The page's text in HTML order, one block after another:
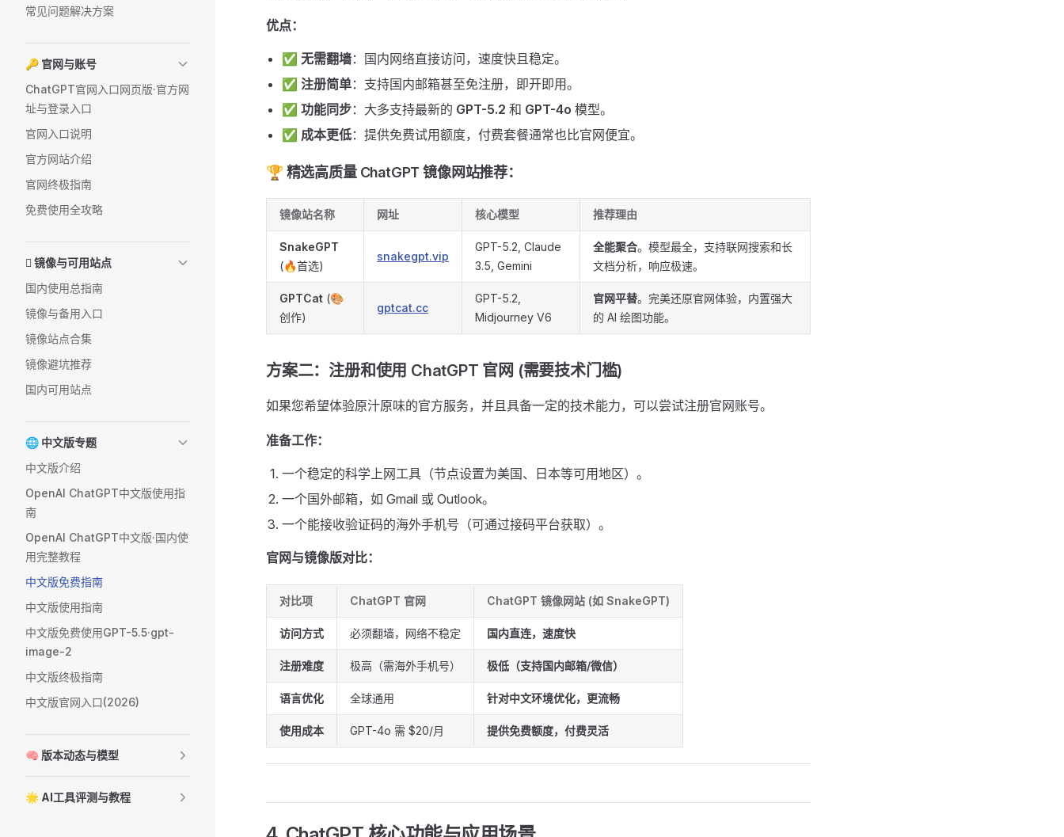
常见问题解决方案
🔑 官网与账号
ChatGPT官网入口网页版·官方网
址与登录入口
官网入口说明
官方网站介绍
官网终极指南
免费使用全攻略
🫞 镜像与可用站点
国内使用总指南
镜像与备用入口
镜像站点合集
镜像避坑推荐
国内可用站点
🌐 中文版专题
中文版介绍
OpenAI ChatGPT中文版使用指
南
OpenAI ChatGPT中文版·国内使
用完整教程
中文版免费指南
中文版使用指南
中文版免费使用GPT-5.5·gpt-
image-2
中文版终极指南
中文版官网入口(2026)
🧠 版本动态与模型
🌟 AI工具评测与教程
优点：
✅ 无需翻墙：国内网络直接访问，速度快且稳定。
✅ 注册简单：支持国内邮箱甚至免注册，即开即用。
✅ 功能同步：大多支持最新的 GPT-5.2 和 GPT-4o 模型。
✅ 成本更低：提供免费试用额度，付费套餐通常也比官网便宜。
🏆 精选高质量 ChatGPT 镜像网站推荐：
镜像站名称 网址 核心模型 推荐理由
SnakeGPT
(🔥首选)
snakegpt.vip
GPT-5.2, Claude
3.5, Gemini
全能聚合。模型最全，支持联网搜索和长
文档分析，响应极速。
GPTCat (🎨
创作)
gptcat.cc
GPT-5.2,
Midjourney V6
官网平替。完美还原官网体验，内置强大
的 AI 绘图功能。
方案二：注册和使用 ChatGPT 官网 (需要技术门槛)
如果您希望体验原汁原味的官方服务，并且具备一定的技术能力，可以尝试注册官网账号。
准备工作：
一个稳定的科学上网工具（节点设置为美国、日本等可用地区）。
一个国外邮箱，如 Gmail 或 Outlook。
一个能接收验证码的海外手机号（可通过接码平台获取）。
官网与镜像版对比：
对比项 ChatGPT 官网 ChatGPT 镜像网站 (如 SnakeGPT)
访问方式 必须翻墙，网络不稳定 国内直连，速度快
注册难度 极高（需海外手机号） 极低（支持国内邮箱/微信）
语言优化 全球通用 针对中文环境优化，更流畅
使用成本 GPT-4o 需 $20/月 提供免费额度，付费灵活